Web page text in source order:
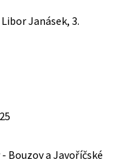
Janásek, 3.
Bouzov a Javoříčské